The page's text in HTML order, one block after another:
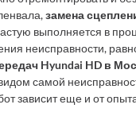
замена
выполняется в
неисправности,
Hyundai HD в
самой
зависит еще и от